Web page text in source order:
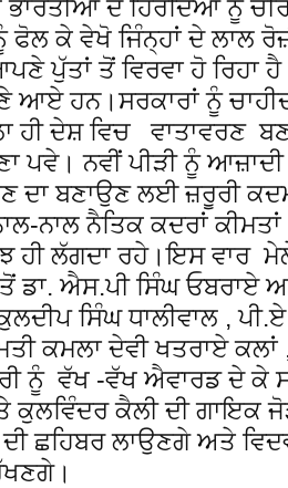
ਭਾਰਤੀਆਂ ਦੇ ਹਿਰਦਿਆਂ ਨੂੰ
ਫੋਲ ਕੇ ਵੇਖੋ ਜਿੰਨ੍ਹਾਂ ਦੇ ਲਾਲ
ਪੁੱਤਾਂ ਤੋਂ ਵਿਰਵਾ ਹੋ ਰਿਹਾ
ਆਏ ਹਨ।ਸਰਕਾਰਾਂ ਨੂੰ
ਹੀ ਦੇਸ਼ ਵਿਚ ਵਾਤਾਵਰਣ
ਪਵੇ। ਨਵੀਂ ਪੀੜੀ ਨੂੰ
ਦਾ ਬਣਾਉਣ ਲਈ ਜ਼ਰੂਰੀ
ਨਾਲ ਨੈਤਿਕ ਕਦਰਾਂ
ਹੀ ਲੱਗਦਾ ਰਹੇ।ਇਸ ਵਾਰ
ਐਸ.ਪੀ ਸਿੰਘ ਓਬਰਾਏ
ਸਿੰਘ ਧਾਲੀਵਾਲ ,
ਕਮਲਾ ਦੇਵੀ ਖਤਰਾਏ
ਨੂੰ ਵੱਖ -ਵੱਖ ਐਵਾਰਡ ਦੇ ਕੇ
ਕੈਲੀ ਦੀ ਗਾਇਕ
ਛਹਿਬਰ ਲਾਉਣਗੇ ਅਤੇ